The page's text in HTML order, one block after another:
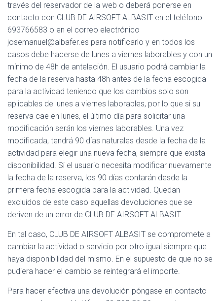
través del reservador de la web o deberá ponerse en
contacto con CLUB DE AIRSOFT ALBASIT en el teléfono
693766583 o en el correo electrónico
josemanuel@albafer.es para notificarlo y en todos los
casos debe hacerse de lunes a viernes laborables y con un
mínimo de 48h de antelación. El usuario podrá cambiar la
fecha de la reserva hasta 48h antes de la fecha escogida
para la actividad teniendo que los cambios solo son
aplicables de lunes a viernes laborables, por lo que si su
reserva cae en lunes, el último día para solicitar una
modificación serán los viernes laborables. Una vez
modificada, tendrá 90 días naturales desde la fecha de la
actividad para elegir una nueva fecha, siempre que exista
disponibilidad. Si el usuario necesita modificar nuevamente
la fecha de la reserva, los 90 días contarán desde la
primera fecha escogida para la actividad. Quedan
excluidos de este caso aquellas devoluciones que se
deriven de un error de CLUB DE AIRSOFT ALBASIT
En tal caso, CLUB DE AIRSOFT ALBASIT se compromete a
cambiar la actividad o servicio por otro igual siempre que
haya disponibilidad del mismo. En el supuesto de que no se
pudiera hacer el cambio se reintegrará el importe.
Para hacer efectiva una devolución póngase en contacto